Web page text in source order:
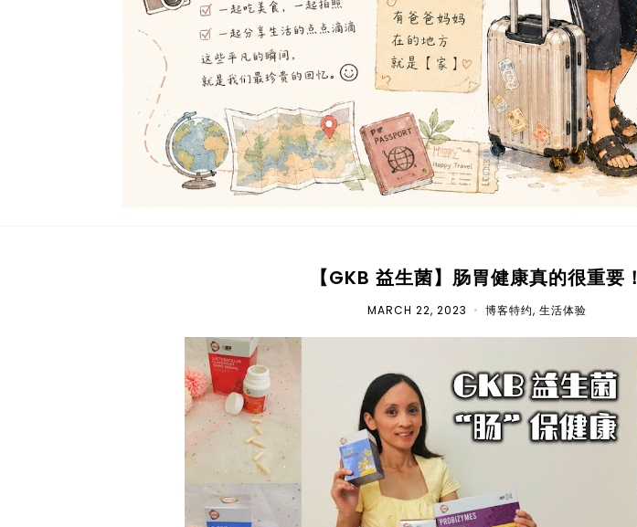
【GKB 益生菌】肠胃健康真的很重要！
MARCH 22, 2023 • 博客特约, 生活体验